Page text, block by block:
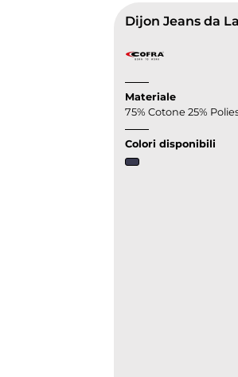
Dijon Jeans da
Materiale
75% Cotone 25%
Colori disponibili